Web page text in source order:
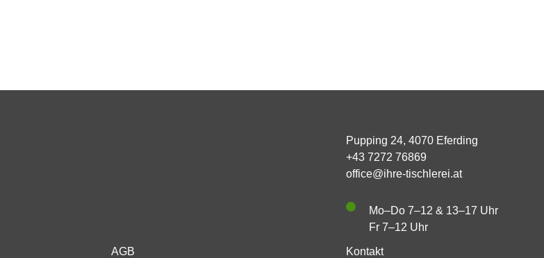
Pupping 24, 4070 Eferding
+43 7272 76869
office@ihre-tischlerei.at
Mo–Do 7–12 & 13–17 Uhr
Fr 7–12 Uhr
AGB
Kontakt